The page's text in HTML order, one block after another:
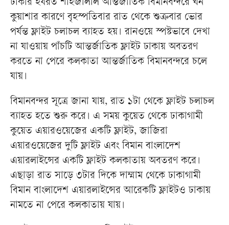
ঢাকার হযরত শাহজালাল আন্তর্জাতিক বিমানবন্দরে ঘন
কুয়াশার কারণে বৃহস্পতিবার রাত থেকে শুক্রবার ভোর
পর্যন্ত ফ্লাইট চলাচল ব্যাহত হয়। রানওয়ে স্পষ্টভাবে দেখা
না যাওয়ায় পাঁচটি আন্তর্জাতিক ফ্লাইট ঢাকায় অবতরণ
করতে না পেরে কলকাতা আন্তর্জাতিক বিমানবন্দরে চলে
যায়।
বিমানবন্দর সূত্রে জানা যায়, রাত ১টা থেকে ফ্লাইট চলাচল
ব্যাহত হতে শুরু করে। এ সময় কুয়েত থেকে ঢাকাগামী
কুয়েত এয়ারওয়েজের একটি ফ্লাইট, জাজিরা
এয়ারওয়েজের দুটি ফ্লাইট এবং বিমান বাংলাদেশ
এয়ারলাইন্সের একটি ফ্লাইট কলকাতায় অবতরণ করে।
এছাড়া রাত সাড়ে ৩টার দিকে দাম্মাম থেকে ঢাকাগামী
বিমান বাংলাদেশ এয়ারলাইন্সের আরেকটি ফ্লাইটও ঢাকায়
নামতে না পেরে কলকাতায় যায়।